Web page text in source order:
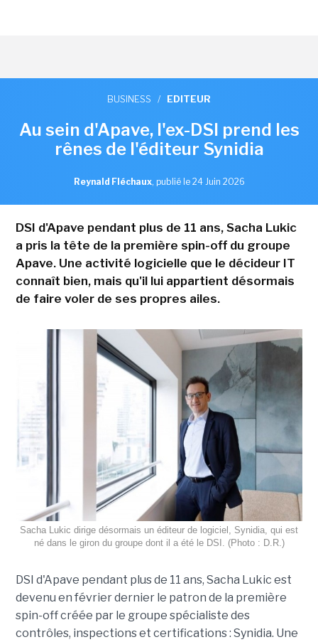
BUSINESS / EDITEUR
Au sein d'Apave, l'ex-DSI prend les
rênes de l'éditeur Synidia
Reynald Fléchaux, publié le 24 Juin 2026
DSI d'Apave pendant plus de 11 ans, Sacha Lukic
a pris la tête de la première spin-off du groupe
Apave. Une activité logicielle que le décideur IT
connaît bien, mais qu'il lui appartient désormais
de faire voler de ses propres ailes.
Sacha Lukic dirige désormais un éditeur de logiciel, Synidia, qui est
né dans le giron du groupe dont il a été le DSI. (Photo : D.R.)
DSI d'Apave pendant plus de 11 ans, Sacha Lukic est
devenu en février dernier le patron de la première
spin-off créée par le groupe spécialiste des
contrôles, inspections et certifications : Synidia. Une